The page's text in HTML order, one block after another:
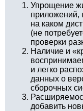
Упрощение
приложений,
на каком
(не
проверки
Наличие и
и легко
данных о
сборочных
добавить